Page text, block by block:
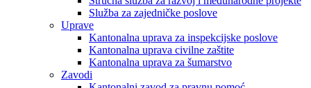
Služba za zajedničke poslove
Uprave
Kantonalna uprava za inspekcijske poslove
Kantonalna uprava civilne zaštite
Kantonalna uprava za šumarstvo
Zavodi